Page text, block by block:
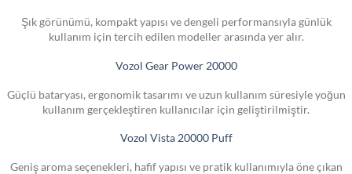
Şık görünümü, kompakt yapısı ve dengeli performansıyla günlük
kullanım için tercih edilen modeller arasında yer alır.
Vozol Gear Power 20000
Güçlü bataryası, ergonomik tasarımı ve uzun kullanım süresiyle yoğun
kullanım gerçekleştiren kullanıcılar için geliştirilmiştir.
Vozol Vista 20000 Puff
Geniş aroma seçenekleri, hafif yapısı ve pratik kullanımıyla öne çıkan